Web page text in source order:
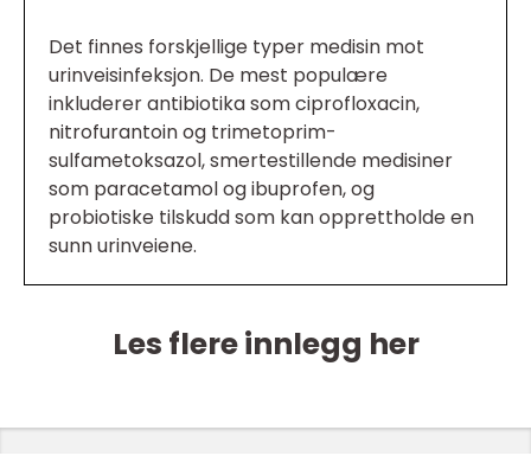
Det finnes forskjellige typer medisin mot
urinveisinfeksjon. De mest populære
inkluderer antibiotika som ciprofloxacin,
nitrofurantoin og trimetoprim-
sulfametoksazol, smertestillende medisiner
som paracetamol og ibuprofen, og
probiotiske tilskudd som kan opprettholde en
sunn urinveiene.
Les flere innlegg her